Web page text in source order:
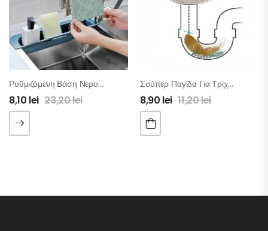
Ρυθμιζόμενη Βάση Νεροχύτη Κουζίνας
8,10 lei 23,20lei
Σούπερ Παγίδα Για Τρίχες Στα Σιφόνια – 2τμχ
8,90 lei 11,20lei